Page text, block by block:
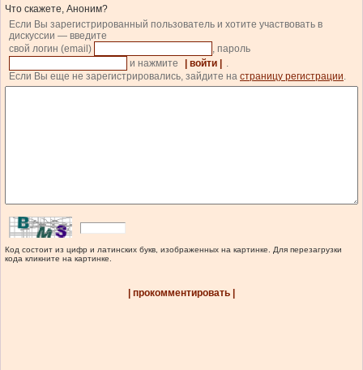
Что скажете, Аноним?
Если Вы зарегистрированный пользователь и хотите участвовать в
дискуссии — введите
свой логин (email)
, пароль
и нажмите
| войти |
.
Если Вы еще не зарегистрировались, зайдите на страницу регистрации.
Код состоит из цифр и латинских букв, изображенных на картинке. Для перезагрузки
кода кликните на картинке.
| прокомментировать |